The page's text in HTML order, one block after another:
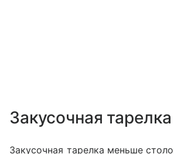
Закусочная тарелка
Закусочная тарелка меньше